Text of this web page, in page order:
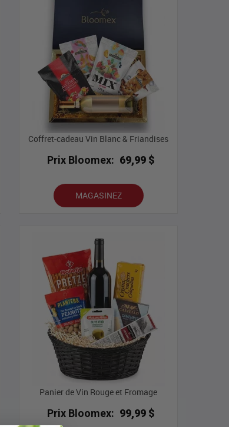
Coffret-cadeau Vin Blanc & Friandises
Prix Bloomex: 69,99 $
MAGASINEZ
Panier de Vin Rouge et Fromage
Prix Bloomex: 99,99 $